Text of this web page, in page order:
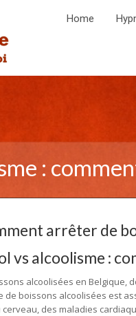
Home
:
arrêter de
vs alcoolisme :
alcoolisées en
de boissons alcoolisées est
des maladies